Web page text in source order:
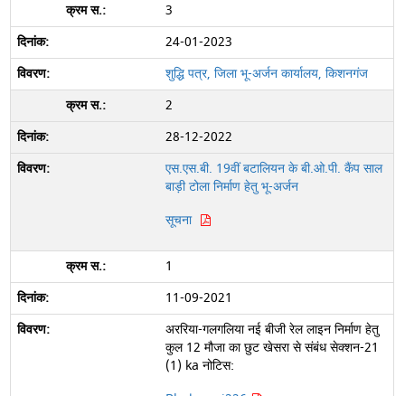
3
24-01-2023
शुद्धि पत्र, जिला भू-अर्जन कार्यालय, किशनगंज
2
28-12-2022
एस.एस.बी. 19वीं बटालियन के बी.ओ.पी. कैंप साल
बाड़ी टोला निर्माण हेतु भू-अर्जन
सूचना
1
11-09-2021
अररिया-गलगलिया नई बीजी रेल लाइन निर्माण हेतु
कुल 12 मौजा का छुट खेसरा से संबंध सेक्शन-21
(1) ka नोटिस: